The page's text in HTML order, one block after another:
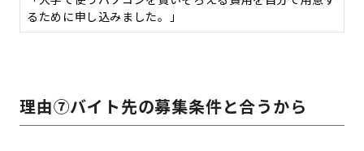
るために申し込みました。」
理由⑦バイト先の募集条件と合うから